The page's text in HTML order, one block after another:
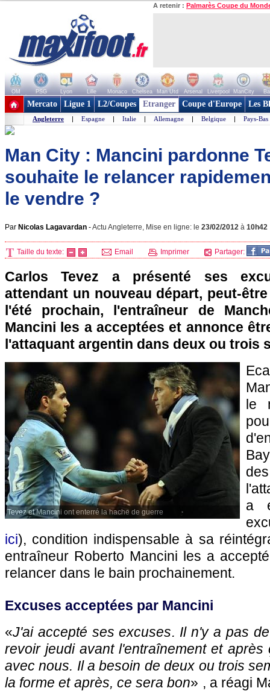
A retenir : Palmarès Coupe du
OM PSG Lyon Lille Monaco Chelsea Man Utd Arsenal Liverpool ManCity
+ de clubs
Mercato Ligue 1 L2/Coupes Etranger Coupe d'Europe Les
Angleterre | Espagne | Italie | Allemagne | Belgique | Pays-Bas
Man City : Mancini pardonne
souhaite le relancer
le vendre ?
Par Nicolas Lagavardan -Actu Angleterre, Mise en ligne: le 23/02/2012 à 10h42
Taille du texte: Email Imprimer Partager:
Carlos Tevez a présenté ses
attendant un nouveau départ, peut-
l'été prochain, l'entraîneur de
Mancini les a acceptées et annonce
l'attaquant argentin dans deux ou trois
Tevez et Mancini ont enterré la hache de guerre
le
a
ici), condition indispensable à sa
entraîneur Roberto Mancini les a
relancer dans le bain prochainement.
Excuses acceptées par Mancini
«J'ai accepté ses excuses. Il n'y a pas
revoir jeudi avant l'entraînement et après
avec nous. Il a besoin de deux ou trois
la forme et après, ce sera bon» , a réagi